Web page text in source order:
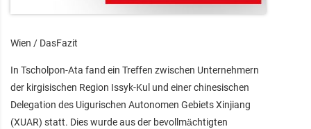
Wien / DasFazit
In Tscholpon-Ata fand ein Treffen zwischen Unternehmern
der kirgisischen Region Issyk-Kul und einer chinesischen
Delegation des Uigurischen Autonomen Gebiets Xinjiang
(XUAR) statt. Dies wurde aus der bevollmächtigten